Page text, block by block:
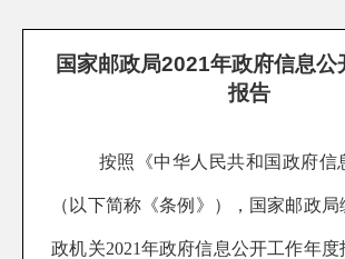
国家邮政局2021年政府信息公
报告
按照《中华人民共和国政府信
（以下简称《条例》），国家邮政
政机关2021年政府信息公开工作年度